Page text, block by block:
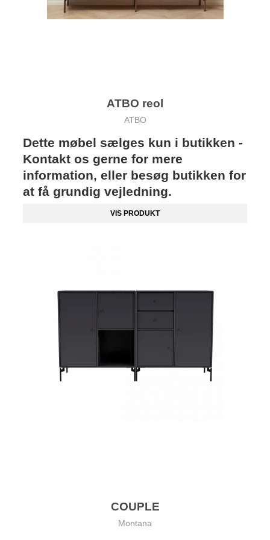
ATBO reol
ATBO
Dette møbel sælges kun i butikken -
Kontakt os gerne for mere
information, eller besøg butikken for
at få grundig vejledning.
VIS PRODUKT
COUPLE
Montana